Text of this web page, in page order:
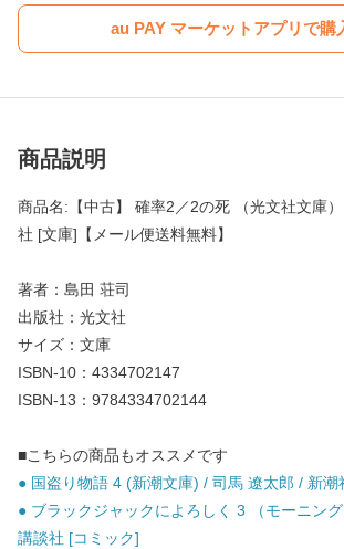
au PAY マーケットアプリで購
商品説明
商品名:【中古】 確率2／2の死 （光文社文庫
社 [文庫]【メール便送料無料】
著者：島田 荘司
出版社：光文社
サイズ：文庫
ISBN-10：4334702147
ISBN-13：9784334702144
■こちらの商品もオススメです
● 国盗り物語 4 (新潮文庫) / 司馬 遼太郎 / 新潮
● ブラックジャックによろしく 3 （モーニン
講談社 [コミック]